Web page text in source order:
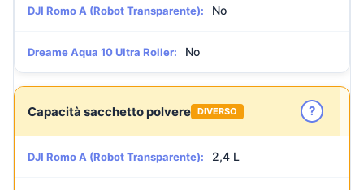
DJI Romo A (Robot Transparente): No
Dreame Aqua 10 Ultra Roller: No
Capacità sacchetto polvere DIVERSO ?
DJI Romo A (Robot Transparente): 2,4 L